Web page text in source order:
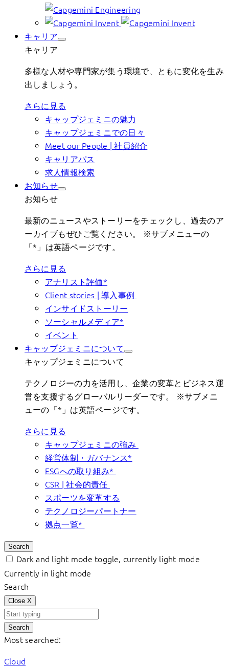
キャリア
キャリア
多様な人材や専門家が集う環境で、ともに変化を生み
出しましょう。
さらに見る
キャップジェミニの魅力
キャップジェミニでの日々
Meet our People | 社員紹介
キャリアパス
求人情報検索
お知らせ
お知らせ
最新のニュースやストーリーをチェックし、過去のア
ーカイブもぜひご覧ください。 ※サブメニューの
「*」は英語ページです。
さらに見る
アナリスト評価*
Client stories | 導入事例
インサイドストーリー
ソーシャルメディア*
イベント
キャップジェミニについて
キャップジェミニについて
テクノロジーの力を活用し、企業の変革とビジネス運
営を支援するグローバルリーダーです。 ※サブメニ
ューの「*」は英語ページです。
さらに見る
キャップジェミニの強み
経営体制・ガバナンス*
ESGへの取り組み*
CSR | 社会的責任
スポーツを変革する
テクノロジーパートナー
拠点一覧*
Search
Dark and light mode toggle, currently light mode
Currently in light mode
Search
Close X
Search
Most searched:
Cloud